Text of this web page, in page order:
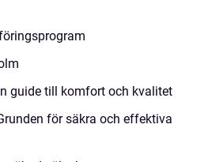
guide till komfort och kvalitet
för säkra och effektiva